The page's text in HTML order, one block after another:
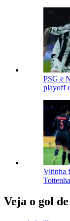
PSG e
playoff
Vitinha
Veja o gol